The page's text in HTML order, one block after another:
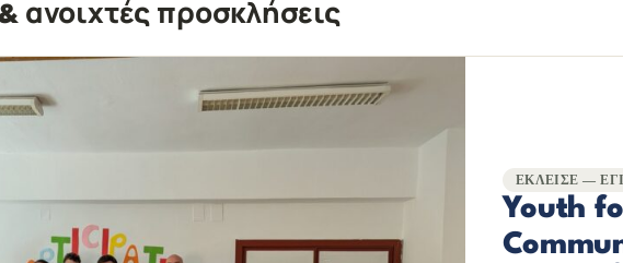
ανοιχτές προσκλήσεις
ΈΚΛΕΙΣΕ —
Youth